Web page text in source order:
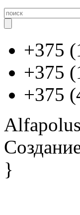
+375
+375
+375
}